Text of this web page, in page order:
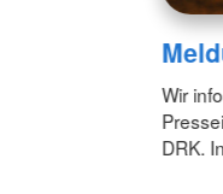
Wir
DRK.